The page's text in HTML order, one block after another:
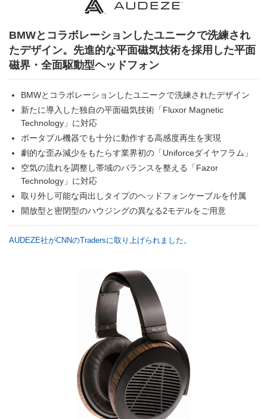
BMWとコラボレーションしたユニークで洗練され
たデザイン。先進的な平面磁気技術を採用した平面
磁界・全面駆動型ヘッドフォン
BMWとコラボレーションしたユニークで洗練されたデザイン
新たに導入した独自の平面磁気技術「Fluxor Magnetic
Technology」に対応
ポータブル機器でも十分に動作する高感度再生を実現
劇的な歪み減少をもたらす業界初の「Uniforceダイヤフラム」
空気の流れを調整し帯域のバランスを整える「Fazor
Technology」に対応
取り外し可能な両出しタイプのヘッドフォンケーブルを付属
開放型と密閉型のハウジングの異なる2モデルをご用意
AUDEZE社がCNNのTradersに取り上げられました。